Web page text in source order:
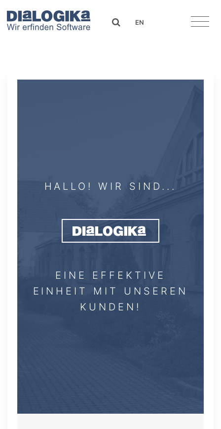
DIaLOGIKa searchEN
HALLO! WIR SIND...
DIaLOGIKa
EINE EFFEKTIVE
EINHEIT MIT UNSEREN
KUNDEN!